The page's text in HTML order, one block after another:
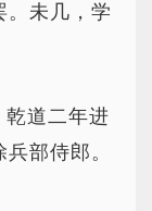
。未几，学
道二年进
部侍郎。